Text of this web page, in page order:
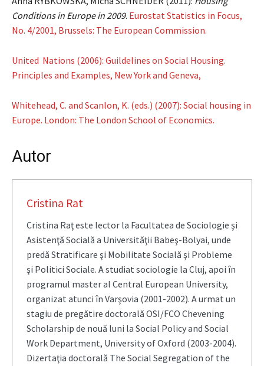
Conditions in Europe in 2009. Eurostat Statistics in Focus,
No. 4/2001, Brussels: The European Commission.
United Nations (2006): Guildelines on Social Housing.
Principles and Examples, New York and Geneva,
Whitehead, C. and Scanlon, K. (eds.) (2007): Social housing in
Europe. London: The London School of Economics.
Autor
Cristina Rat
Cristina Raţ este lector la Facultatea de Sociologie şi
Asistenţă Socială a Universităţii Babeş-Bolyai, unde
predă Stratificare şi Mobilitate Socială şi Probleme
şi Politici Sociale. A studiat sociologie la Cluj, apoi în
programul master al Central European University,
organizat atunci în Varşovia (2001-2002). A urmat un
stagiu de pregătire doctorală OSI/FCO Chevening
Scholarship de nouă luni la Social Policy and Social
Work Department, University of Oxford (2003-2004).
Dizertaţia doctorală The Social Segregation of the